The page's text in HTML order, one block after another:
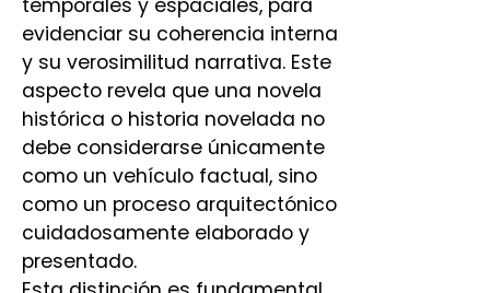
temporales y espaciales, para
evidenciar su coherencia interna
y su verosimilitud narrativa. Este
aspecto revela que una novela
histórica o historia novelada no
debe considerarse únicamente
como un vehículo factual, sino
como un proceso arquitectónico
cuidadosamente elaborado y
presentado.